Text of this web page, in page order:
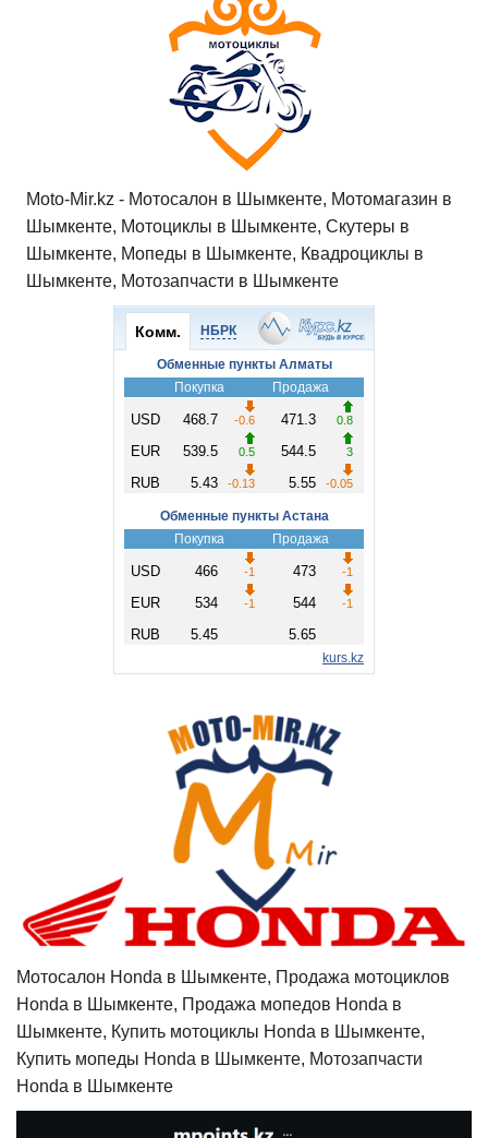
Moto-Mir.kz - Мотосалон в Шымкенте, Мотомагазин в
Шымкенте, Мотоциклы в Шымкенте, Скутеры в
Шымкенте, Мопеды в Шымкенте, Квадроциклы в
Шымкенте, Мотозапчасти в Шымкенте
Мотосалон Honda в Шымкенте, Продажа мотоциклов
Honda в Шымкенте, Продажа мопедов Honda в
Шымкенте, Купить мотоциклы Honda в Шымкенте,
Купить мопеды Honda в Шымкенте, Мотозапчасти
Honda в Шымкенте